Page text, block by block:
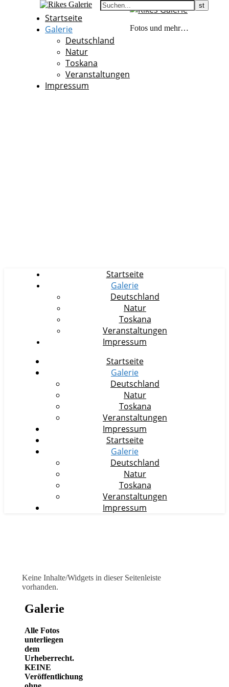
Startseite
Galerie
Deutschland
Natur
Toskana
Veranstaltungen
Impressum
Fotos und mehr…
Startseite
Galerie
Deutschland
Natur
Toskana
Veranstaltungen
Impressum
Startseite
Galerie
Deutschland
Natur
Toskana
Veranstaltungen
Impressum
Startseite
Galerie
Deutschland
Natur
Toskana
Veranstaltungen
Impressum
Keine Inhalte/Widgets in dieser Seitenleiste
vorhanden.
Galerie
Alle Fotos
unterliegen
dem
Urheberrecht.
KEINE
Veröffentlichung